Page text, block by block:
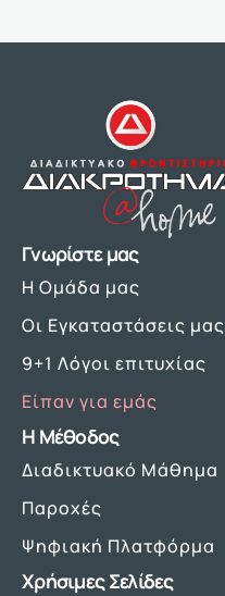
Γνωρίστε μας
Η Ομάδα μας
Οι Εγκαταστάσεις μας
9+1 Λόγοι επιτυχίας
Είπαν για εμάς
Η Μέθοδος
Διαδικτυακό Μάθημα
Παροχές
Ψηφιακή Πλατφόρμα
Χρήσιμες Σελίδες